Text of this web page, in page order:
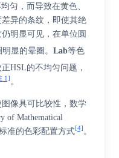
匀，而导致在黄色、
异的条纹，即使其绝
明显可见，在单位圆
显的晕圈。 Lab等色
HSL的不均匀问题，
1] 。
像具可比较性， 数学
of Mathematical
准的色彩配置方式 [4] 。